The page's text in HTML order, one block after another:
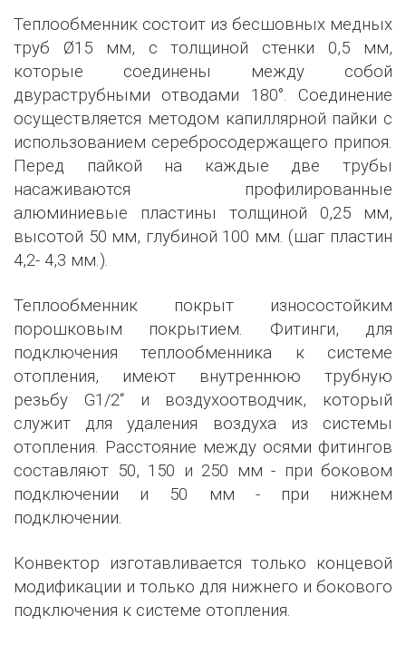
Теплообменник состоит из бесшовных медных
труб Ø15 мм, с толщиной стенки 0,5 мм,
которые соединены между собой
двураструбными отводами 180°. Соединение
осуществляется методом капиллярной пайки с
использованием серебросодержащего припоя.
Перед пайкой на каждые две трубы
насаживаются профилированные
алюминиевые пластины толщиной 0,25 мм,
высотой 50 мм, глубиной 100 мм. (шаг пластин
4,2- 4,3 мм.).
Теплообменник покрыт износостойким
порошковым покрытием. Фитинги, для
подключения теплообменника к системе
отопления, имеют внутреннюю трубную
резьбу G1/2‘‘ и воздухоотводчик, который
служит для удаления воздуха из системы
отопления. Расстояние между осями фитингов
составляют 50, 150 и 250 мм - при боковом
подключении и 50 мм - при нижнем
подключении.
Конвектор изготавливается только концевой
модификации и только для нижнего и бокового
подключения к системе отопления.